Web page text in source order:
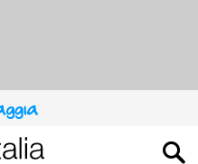
SITO
CONTRIBUISCE